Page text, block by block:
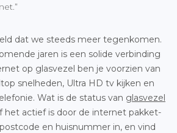
dat we steeds meer tegenkomen.
jaren is een solide verbinding
op glasvezel ben je voorzien van
snelheden, Ultra HD tv kijken en
Wat is de status van glasvezel
het actief is door de internet pakket-
en huisnummer in, en vind